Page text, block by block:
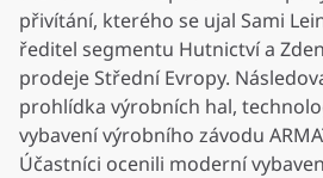
přivítání, kterého se ujal Sami
ředitel segmentu Hutnictví a
prodeje Střední Evropy.
prohlídka výrobních hal,
vybavení výrobního závodu
Účastníci ocenili moderní